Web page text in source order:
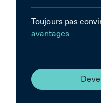
Toujours pas
avantages